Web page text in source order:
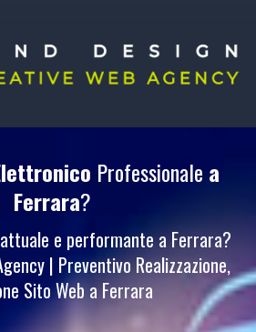
Professionale a
Ferrara?
attuale e performante a Ferrara?
| Preventivo Realizzazione,
Sito Web a Ferrara